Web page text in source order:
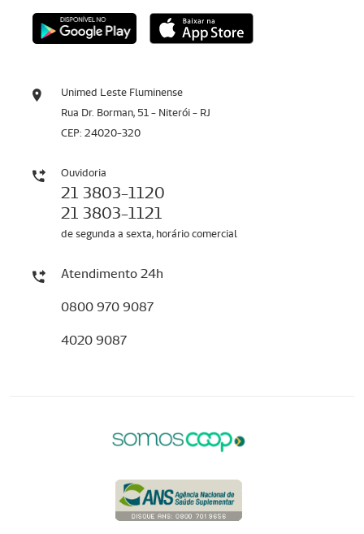
Unimed Leste Fluminense
Rua Dr. Borman, 51 - Niterói - RJ
CEP: 24020-320
Ouvidoria
21 3803-1120
21 3803-1121
de segunda a sexta, horário comercial
Atendimento 24h
0800 970 9087
4020 9087